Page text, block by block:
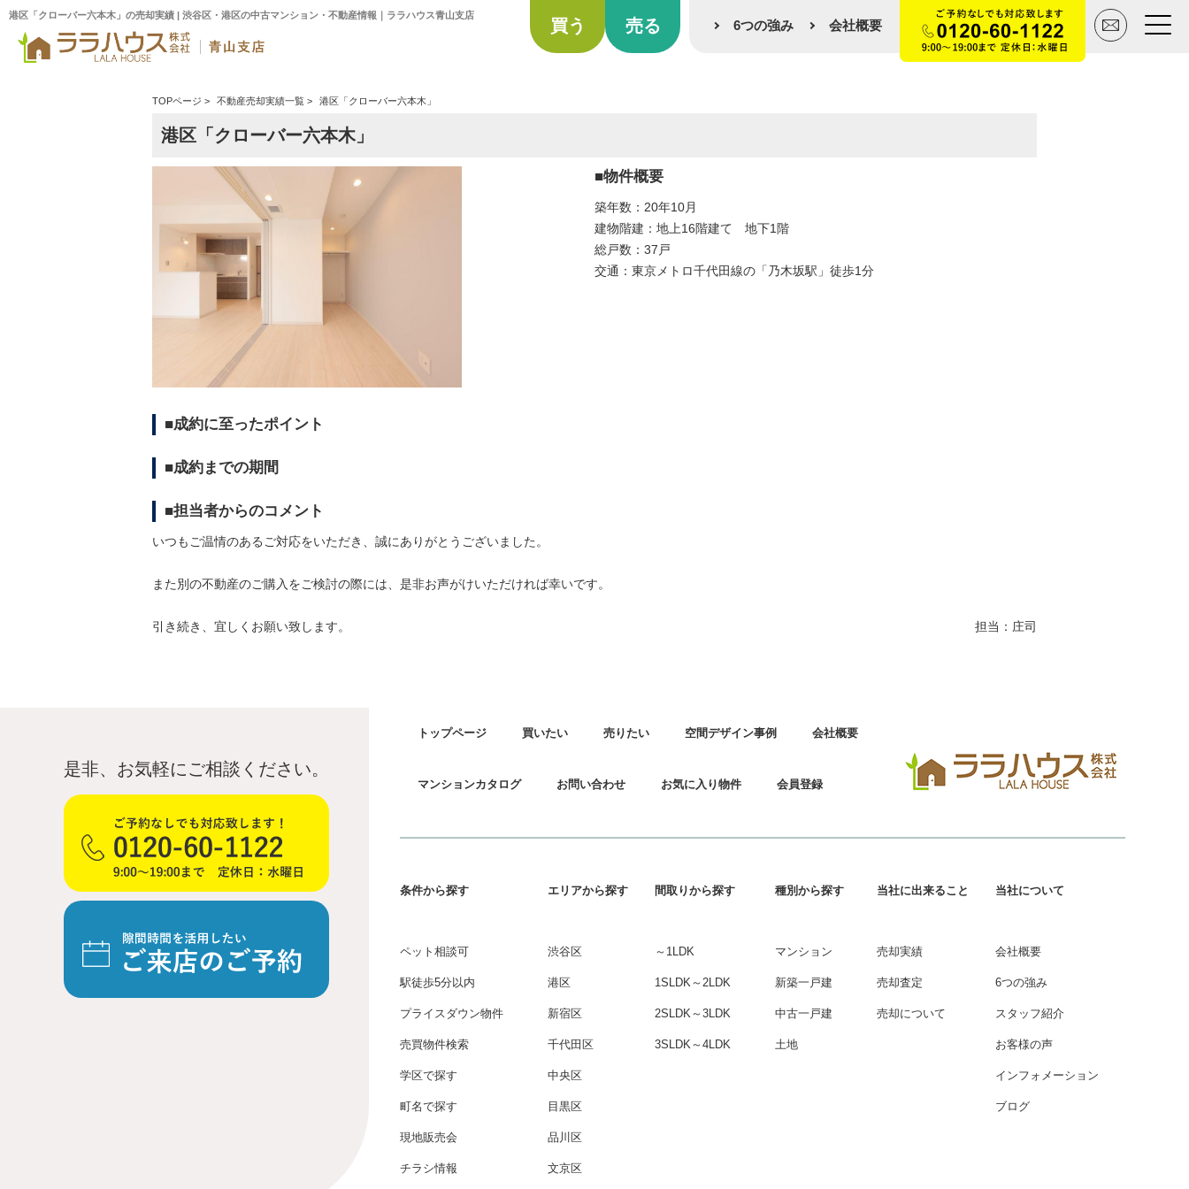
港区「クローバー六本木」の売却実績 | 渋谷区・港区の中古マンション・不動産情報｜ララハウス青山支店
買う 売る 6つの強み 会社概要
TOPページ > 不動産売却実績一覧 > 港区「クローバー六本木」
港区「クローバー六本木」
■物件概要
築年数：20年10月
建物階建：地上16階建て 地下1階
総戸数：37戸
交通：東京メトロ千代田線の「乃木坂駅」徒歩1分
■成約に至ったポイント
■成約までの期間
■担当者からのコメント
いつもご温情のあるご対応をいただき、誠にありがとうございました。
また別の不動産のご購入をご検討の際には、是非お声がけいただければ幸いです。
引き続き、宜しくお願い致します。 担当：庄司
是非、お気軽にご相談ください。
トップページ 買いたい 売りたい 空間デザイン事例 会社概要
マンションカタログ お問い合わせ お気に入り物件 会員登録
条件から探す
ペット相談可
駅徒歩5分以内
プライスダウン物件
売買物件検索
学区で探す
町名で探す
現地販売会
チラシ情報
エリアから探す
渋谷区
港区
新宿区
千代田区
中央区
目黒区
品川区
文京区
間取りから探す
～1LDK
1SLDK～2LDK
2SLDK～3LDK
3SLDK～4LDK
種別から探す
マンション
新築一戸建
中古一戸建
土地
当社に出来ること
売却実績
売却査定
売却について
当社について
会社概要
6つの強み
スタッフ紹介
お客様の声
インフォメーション
ブログ